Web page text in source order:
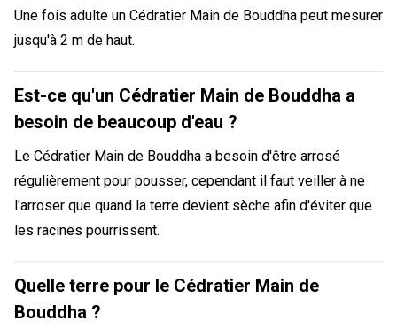
Une fois adulte un Cédratier Main de Bouddha peut mesurer
jusqu'à 2 m de haut.
Est-ce qu'un Cédratier Main de Bouddha a
besoin de beaucoup d'eau ?
Le Cédratier Main de Bouddha a besoin d'être arrosé
régulièrement pour pousser, cependant il faut veiller à ne
l'arroser que quand la terre devient sèche afin d'éviter que
les racines pourrissent.
Quelle terre pour le Cédratier Main de
Bouddha ?